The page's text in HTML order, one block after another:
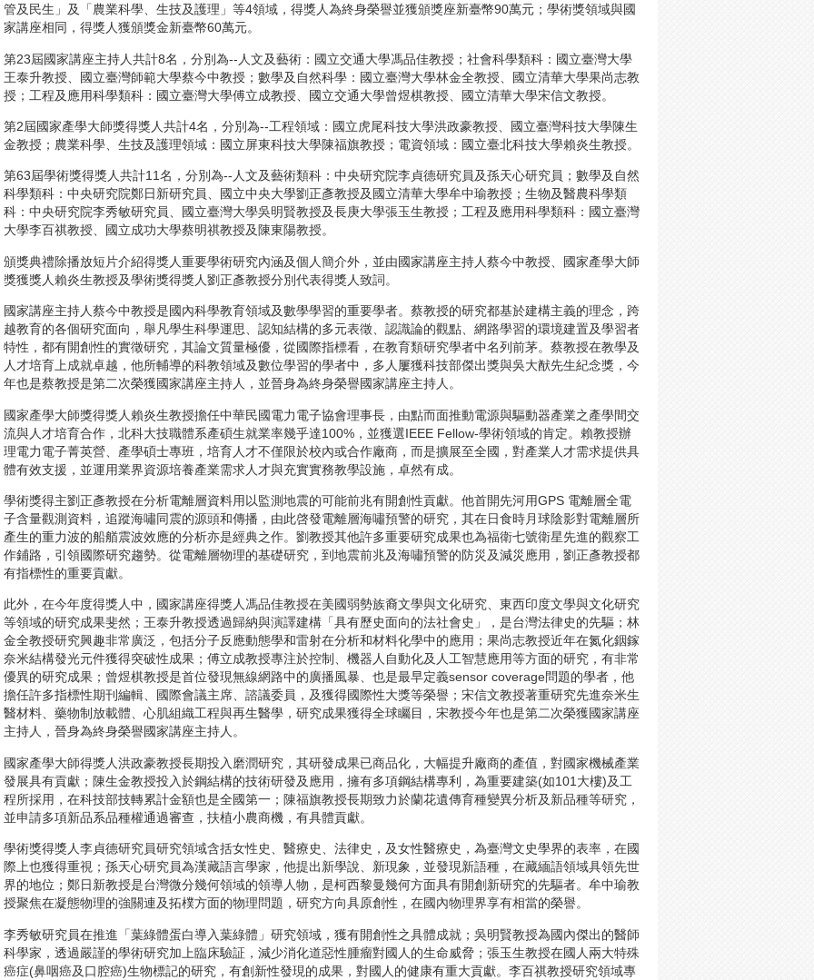
管及民生」及「農業科學、生技及護理」等4領域，得獎人為終身榮譽並獲頒獎座新臺幣90萬元；學術獎領域與國
家講座相同，得獎人獲頒獎金新臺幣60萬元。
第23屆國家講座主持人共計8名，分別為--人文及藝術：國立交通大學馮品佳教授；社會科學類科：國立臺灣大學
王泰升教授、國立臺灣師範大學蔡今中教授；數學及自然科學：國立臺灣大學林金全教授、國立清華大學果尚志教
授；工程及應用科學類科：國立臺灣大學傅立成教授、國立交通大學曾煜棋教授、國立清華大學宋信文教授。
第2屆國家產學大師獎得獎人共計4名，分別為--工程領域：國立虎尾科技大學洪政豪教授、國立臺灣科技大學陳生
金教授；農業科學、生技及護理領域：國立屏東科技大學陳福旗教授；電資領域：國立臺北科技大學賴炎生教授。
第63屆學術獎得獎人共計11名，分別為--人文及藝術類科：中央研究院李貞德研究員及孫天心研究員；數學及自然
科學類科：中央研究院鄭日新研究員、國立中央大學劉正彥教授及國立清華大學牟中瑜教授；生物及醫農科學類
科：中央研究院李秀敏研究員、國立臺灣大學吳明賢教授及長庚大學張玉生教授；工程及應用科學類科：國立臺灣
大學李百祺教授、國立成功大學蔡明祺教授及陳東陽教授。
頒獎典禮除播放短片介紹得獎人重要學術研究內涵及個人簡介外，並由國家講座主持人蔡今中教授、國家產學大師
獎獲獎人賴炎生教授及學術獎得獎人劉正彥教授分別代表得獎人致詞。
國家講座主持人蔡今中教授是國內科學教育領域及數學學習的重要學者。蔡教授的研究都基於建構主義的理念，跨
越教育的各個研究面向，舉凡學生科學運思、認知結構的多元表徵、認識論的觀點、網路學習的環境建置及學習者
特性，都有開創性的實徵研究，其論文質量極優，從國際指標看，在教育類研究學者中名列前茅。蔡教授在教學及
人才培育上成就卓越，他所輔導的科教領域及數位學習的學者中，多人屢獲科技部傑出獎與吳大猷先生紀念獎，今
年也是蔡教授是第二次榮獲國家講座主持人，並晉身為終身榮譽國家講座主持人。
國家產學大師獎得獎人賴炎生教授擔任中華民國電力電子協會理事長，由點而面推動電源與驅動器產業之產學間交
流與人才培育合作，北科大技職體系產碩生就業率幾乎達100%，並獲選IEEE Fellow-學術領域的肯定。賴教授辦
理電力電子菁英營、產學碩士專班，培育人才不僅限於校內或合作廠商，而是擴展至全國，對產業人才需求提供具
體有效支援，並運用業界資源培養產業需求人才與充實實務教學設施，卓然有成。
學術獎得主劉正彥教授在分析電離層資料用以監測地震的可能前兆有開創性貢獻。他首開先河用GPS 電離層全電
子含量觀測資料，追蹤海嘯同震的源頭和傳播，由此啓發電離層海嘯預警的研究，其在日食時月球陰影對電離層所
產生的重力波的船艏震波效應的分析亦是經典之作。劉教授其他許多重要研究成果也為福衛七號衛星先進的觀察工
作鋪路，引領國際研究趨勢。從電離層物理的基礎研究，到地震前兆及海嘯預警的防災及減災應用，劉正彥教授都
有指標性的重要貢獻。
此外，在今年度得獎人中，國家講座得獎人馮品佳教授在美國弱勢族裔文學與文化研究、東西印度文學與文化研究
等領域的研究成果斐然；王泰升教授透過歸納與演譯建構「具有歷史面向的法社會史」，是台灣法律史的先驅；林
金全教授研究興趣非常廣泛，包括分子反應動態學和雷射在分析和材料化學中的應用；果尚志教授近年在氮化銦鎵
奈米結構發光元件獲得突破性成果；傅立成教授專注於控制、機器人自動化及人工智慧應用等方面的研究，有非常
優異的研究成果；曾煜棋教授是首位發現無線網路中的廣播風暴、也是最早定義sensor coverage問題的學者，他
擔任許多指標性期刊編輯、國際會議主席、諮議委員，及獲得國際性大獎等榮譽；宋信文教授著重研究先進奈米生
醫材料、藥物制放載體、心肌組織工程與再生醫學，研究成果獲得全球矚目，宋教授今年也是第二次榮獲國家講座
主持人，晉身為終身榮譽國家講座主持人。
國家產學大師得獎人洪政豪教授長期投入磨潤研究，其研發成果已商品化，大幅提升廠商的產值，對國家機械產業
發展具有貢獻；陳生金教授投入於鋼結構的技術研發及應用，擁有多項鋼結構專利，為重要建築(如101大樓)及工
程所採用，在科技部技轉累計金額也是全國第一；陳福旗教授長期致力於蘭花遺傳育種變異分析及新品種等研究，
並申請多項新品系品種權通過審查，扶植小農商機，有具體貢獻。
學術獎得獎人李貞德研究員研究領域含括女性史、醫療史、法律史，及女性醫療史，為臺灣文史學界的表率，在國
際上也獲得重視；孫天心研究員為漢藏語言學家，他提出新學說、新現象，並發現新語種，在藏緬語領域具領先世
界的地位；鄭日新教授是台灣微分幾何領域的領導人物，是柯西黎曼幾何方面具有開創新研究的先驅者。牟中瑜教
授聚焦在凝態物理的強關連及拓樸方面的物理問題，研究方向具原創性，在國內物理界享有相當的榮譽。
李秀敏研究員在推進「葉綠體蛋白導入葉綠體」研究領域，獲有開創性之具體成就；吳明賢教授為國內傑出的醫師
科學家，透過嚴謹的學術研究加上臨床驗証，減少消化道惡性腫瘤對國人的生命威脅；張玉生教授在國人兩大特殊
癌症(鼻咽癌及口腔癌)生物標記的研究，有創新性發現的成果，對國人的健康有重大貢獻。李百祺教授研究領域專